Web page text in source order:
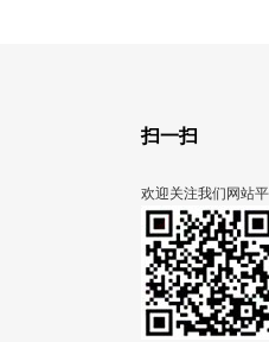
扫一扫
欢迎关注我们网站